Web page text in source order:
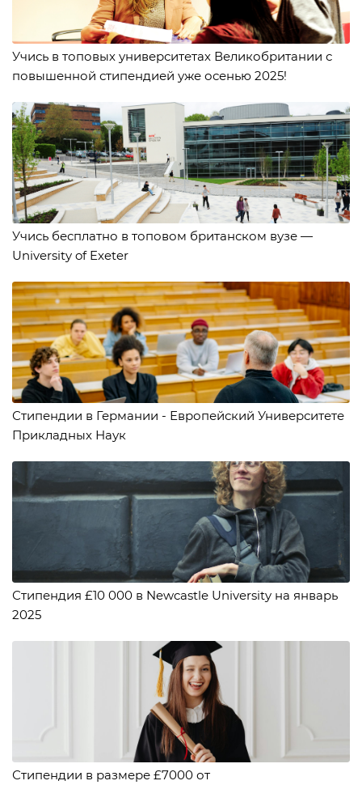
Учись в топовых университетах Великобритании с
повышенной стипендией уже осенью 2025!
Учись бесплатно в топовом британском вузе —
University of Exeter
Стипендии в Германии - Европейский Университете
Прикладных Наук
Стипендия £10 000 в Newcastle University на январь
2025
Стипендии в размере £7000 от